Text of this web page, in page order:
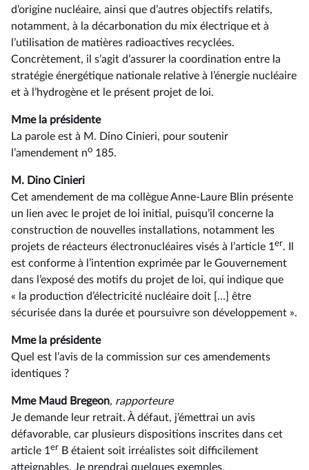
d’origine nucléaire, ainsi que d’autres objectifs relatifs,
notamment, à la décarbonation du mix électrique et à
l’utilisation de matières radioactives recyclées.
Concrètement, il s’agit d’assurer la coordination entre la
stratégie énergétique nationale relative à l’énergie nucléaire
et à l’hydrogène et le présent projet de loi.
Mme la présidente
La parole est à M. Dino Cinieri, pour soutenir
l’amendement no 185.
M. Dino Cinieri
Cet amendement de ma collègue Anne-Laure Blin présente
un lien avec le projet de loi initial, puisqu’il concerne la
construction de nouvelles installations, notamment les
projets de réacteurs électronucléaires visés à l’article 1 er. Il
est conforme à l’intention exprimée par le Gouvernement
dans l’exposé des motifs du projet de loi, qui indique que
« la production d’électricité nucléaire doit […] être
sécurisée dans la durée et poursuivre son développement ».
Mme la présidente
Quel est l’avis de la commission sur ces amendements
identiques ?
Mme Maud Bregeon, rapporteure
Je demande leur retrait. À défaut, j’émettrai un avis
défavorable, car plusieurs dispositions inscrites dans cet
article 1 er B étaient soit irréalistes soit difficilement
atteignables. Je prendrai quelques exemples.